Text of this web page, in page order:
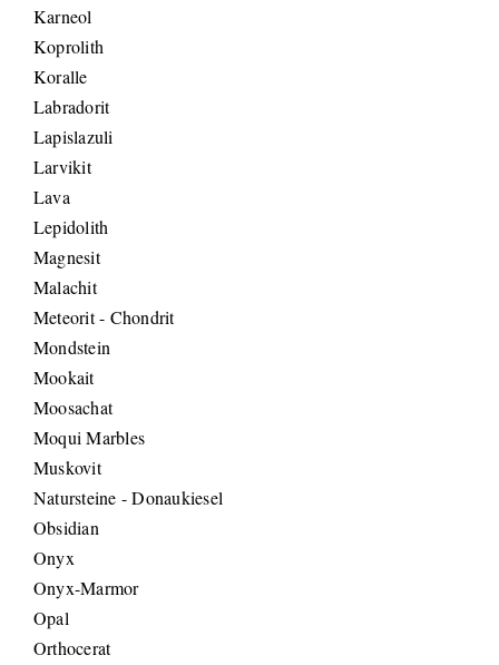
Karneol
Koprolith
Koralle
Labradorit
Lapislazuli
Larvikit
Lava
Lepidolith
Magnesit
Malachit
Meteorit - Chondrit
Mondstein
Mookait
Moosachat
Moqui Marbles
Muskovit
Natursteine - Donaukiesel
Obsidian
Onyx
Onyx-Marmor
Opal
Orthocerat